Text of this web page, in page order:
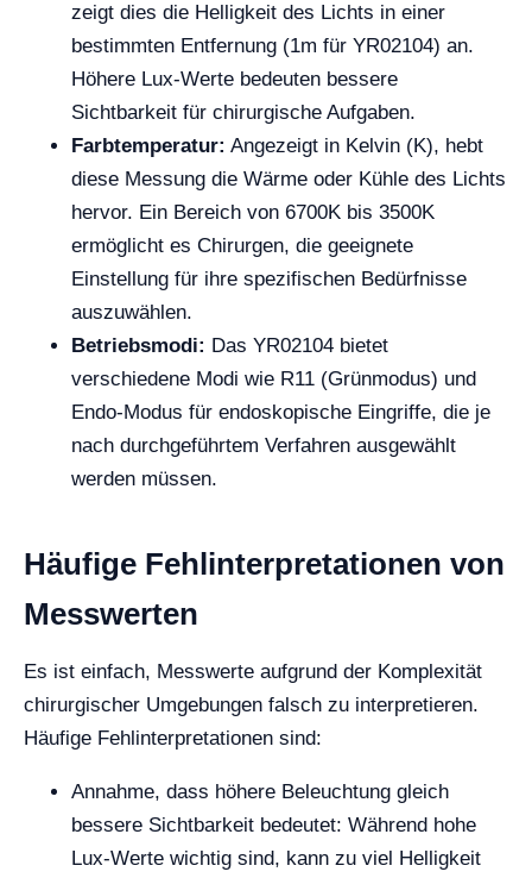
zeigt dies die Helligkeit des Lichts in einer
bestimmten Entfernung (1m für YR02104) an.
Höhere Lux-Werte bedeuten bessere
Sichtbarkeit für chirurgische Aufgaben.
Farbtemperatur: Angezeigt in Kelvin (K), hebt
diese Messung die Wärme oder Kühle des Lichts
hervor. Ein Bereich von 6700K bis 3500K
ermöglicht es Chirurgen, die geeignete
Einstellung für ihre spezifischen Bedürfnisse
auszuwählen.
Betriebsmodi: Das YR02104 bietet
verschiedene Modi wie R11 (Grünmodus) und
Endo-Modus für endoskopische Eingriffe, die je
nach durchgeführtem Verfahren ausgewählt
werden müssen.
Häufige Fehlinterpretationen von
Messwerten
Es ist einfach, Messwerte aufgrund der Komplexität
chirurgischer Umgebungen falsch zu interpretieren.
Häufige Fehlinterpretationen sind:
Annahme, dass höhere Beleuchtung gleich
bessere Sichtbarkeit bedeutet: Während hohe
Lux-Werte wichtig sind, kann zu viel Helligkeit